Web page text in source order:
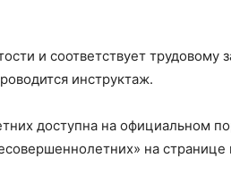
и соответствует трудовому
инструктаж.
доступна на официальном
на странице